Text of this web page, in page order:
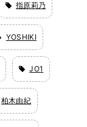
指原莉乃
YOSHIKI
JO1
柏木由紀